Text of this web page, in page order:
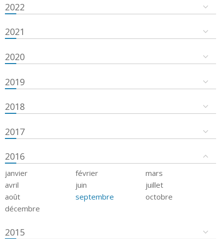
2022
2021
2020
2019
2018
2017
2016
janvier février
mars
avril
juin
juillet
août
septembre
octobre
décembre
2015